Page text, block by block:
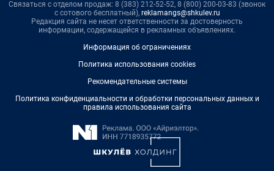
Связаться с отделом продаж: 8 (383) 212-52-52, 8 (800) 200-03-83 (звонок
с сотового бесплатный), reklamangs@shkulev.ru
Редакция сайта не несет ответственности за достоверность
информации, содержащейся в рекламных объявлениях.
Информация об ограничениях
Политика использования cookies
Рекомендательные системы
Политика конфиденциальности и обработки персональных данных и
правила использования сайта